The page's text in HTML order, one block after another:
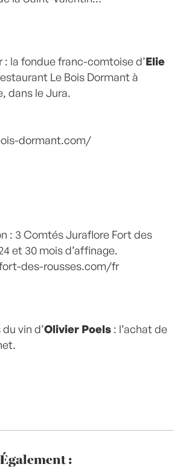
: la fondue franc-comtoise d’Elie
Le Bois Dormant à
dans le Jura.
dormant.com/
: 3 Comtés Juraflore Fort des
et 30 mois d’affinage.
des-rousses.com/fr
vin d’Olivier Poels : l’achat de
: